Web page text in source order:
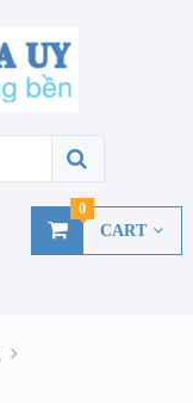
CART
0